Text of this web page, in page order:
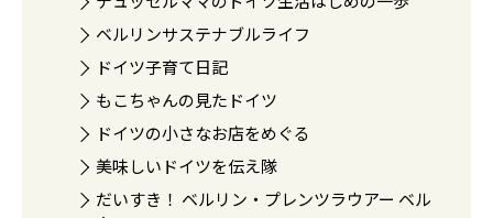
ベルリンサステナブルライフ
ドイツ子育て日記
もこちゃんの見たドイツ
ドイツの小さなお店をめぐる
美味しいドイツを伝え隊
だいすき！ ベルリン・プレンツラウアー ベル